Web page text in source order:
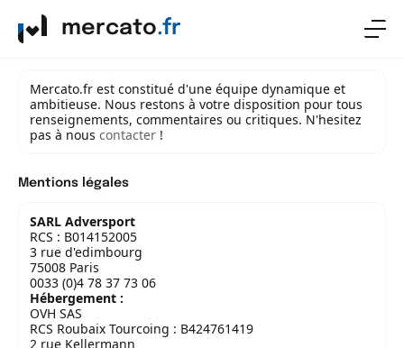
mercato.fr
Mercato.fr est constitué d'une équipe dynamique et
ambitieuse. Nous restons à votre disposition pour tous
renseignements, commentaires ou critiques. N'hesitez
pas à nous contacter !
Mentions légales
SARL Adversport
RCS : B014152005
3 rue d'edimbourg
75008 Paris
0033 (0)4 78 37 73 06
Hébergement :
OVH SAS
RCS Roubaix Tourcoing : B424761419
2 rue Kellermann